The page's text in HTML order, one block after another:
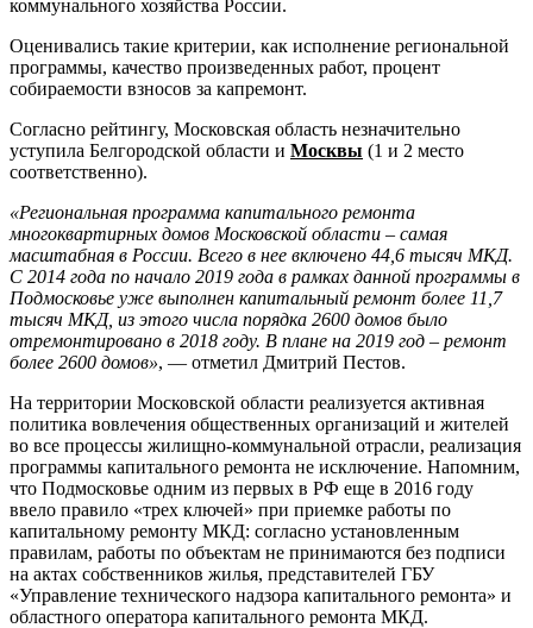
коммунального хозяйства России.
Оценивались такие критерии, как исполнение региональной
программы, качество произведенных работ, процент
собираемости взносов за капремонт.
Согласно рейтингу, Московская область незначительно
уступила Белгородской области и Москвы (1 и 2 место
соответственно).
«Региональная программа капитального ремонта
многоквартирных домов Московской области – самая
масштабная в России. Всего в нее включено 44,6 тысяч МКД.
С 2014 года по начало 2019 года в рамках данной программы в
Подмосковье уже выполнен капитальный ремонт более 11,7
тысяч МКД, из этого числа порядка 2600 домов было
отремонтировано в 2018 году. В плане на 2019 год – ремонт
более 2600 домов», — отметил Дмитрий Пестов.
На территории Московской области реализуется активная
политика вовлечения общественных организаций и жителей
во все процессы жилищно-коммунальной отрасли, реализация
программы капитального ремонта не исключение. Напомним,
что Подмосковье одним из первых в РФ еще в 2016 году
ввело правило «трех ключей» при приемке работы по
капитальному ремонту МКД: согласно установленным
правилам, работы по объектам не принимаются без подписи
на актах собственников жилья, представителей ГБУ
«Управление технического надзора капитального ремонта» и
областного оператора капитального ремонта МКД.